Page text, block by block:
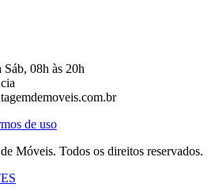
08h às 20h
de uso
Móveis. Todos os direitos reservados.